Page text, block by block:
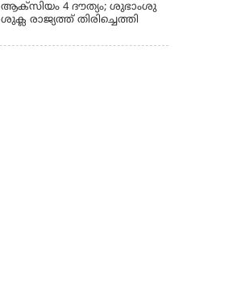
ആക്‌സിയം 4 ദൗത്യം; ശുഭാംശു
ശുക്ല രാജ്യത്ത് തിരിച്ചെത്തി